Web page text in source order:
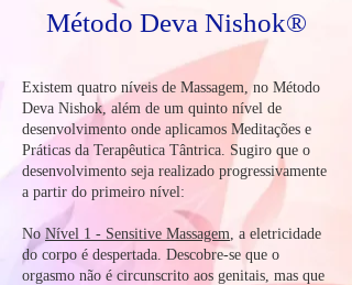
Método Deva Nishok®
Existem quatro níveis de Massagem, no Método
Deva Nishok, além de um quinto nível de
desenvolvimento onde aplicamos Meditações e
Práticas da Terapêutica Tântrica. Sugiro que o
desenvolvimento seja realizado progressivamente
a partir do primeiro nível:
No Nível 1 - Sensitive Massagem , a eletricidade
do corpo é despertada. Descobre-se que o
orgasmo não é circunscrito aos genitais, mas que